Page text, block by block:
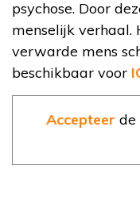
psychose. Door
menselijk
verwarde mens
beschikbaar voor
Accepteer de